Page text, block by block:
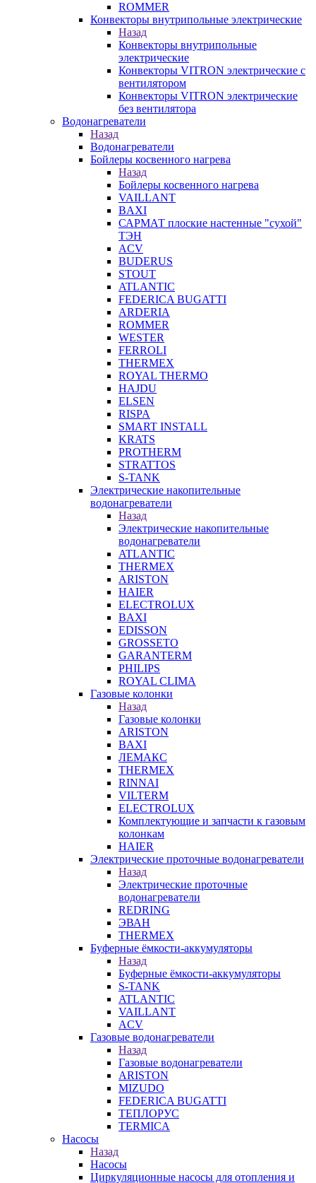
ROMMER
Конвекторы внутрипольные электрические
Назад
Конвекторы внутрипольные
электрические
Конвекторы VITRON электрические с
вентилятором
Конвекторы VITRON электрические
без вентилятора
Водонагреватели
Назад
Водонагреватели
Бойлеры косвенного нагрева
Назад
Бойлеры косвенного нагрева
VAILLANT
BAXI
САРМАТ плоские настенные "сухой"
ТЭН
ACV
BUDERUS
STOUT
ATLANTIC
FEDERICA BUGATTI
ARDERIA
ROMMER
WESTER
FERROLI
THERMEX
ROYAL THERMO
HAJDU
ELSEN
RISPA
SMART INSTALL
KRATS
PROTHERM
STRATTOS
S-TANK
Электрические накопительные
водонагреватели
Назад
Электрические накопительные
водонагреватели
ATLANTIC
THERMEX
ARISTON
HAIER
ELECTROLUX
BAXI
EDISSON
GROSSETO
GARANTERM
PHILIPS
ROYAL CLIMA
Газовые колонки
Назад
Газовые колонки
ARISTON
BAXI
ЛЕМАКС
THERMEX
RINNAI
VILTERM
ELECTROLUX
Комплектующие и запчасти к газовым
колонкам
HAIER
Электрические проточные водонагреватели
Назад
Электрические проточные
водонагреватели
REDRING
ЭВАН
THERMEX
Буферные ёмкости-аккумуляторы
Назад
Буферные ёмкости-аккумуляторы
S-TANK
ATLANTIC
VAILLANT
ACV
Газовые водонагреватели
Назад
Газовые водонагреватели
ARISTON
MIZUDO
FEDERICA BUGATTI
ТЕПЛОРУС
TERMICA
Насосы
Назад
Насосы
Циркуляционные насосы для отопления и